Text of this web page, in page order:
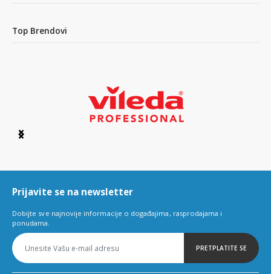
Top Brendovi
Item
6
Prijavite se na newsletter
Dobijte sve najnovije informacije o događajima, rasprodajama i
ponudama.
PRETPLATITE SE